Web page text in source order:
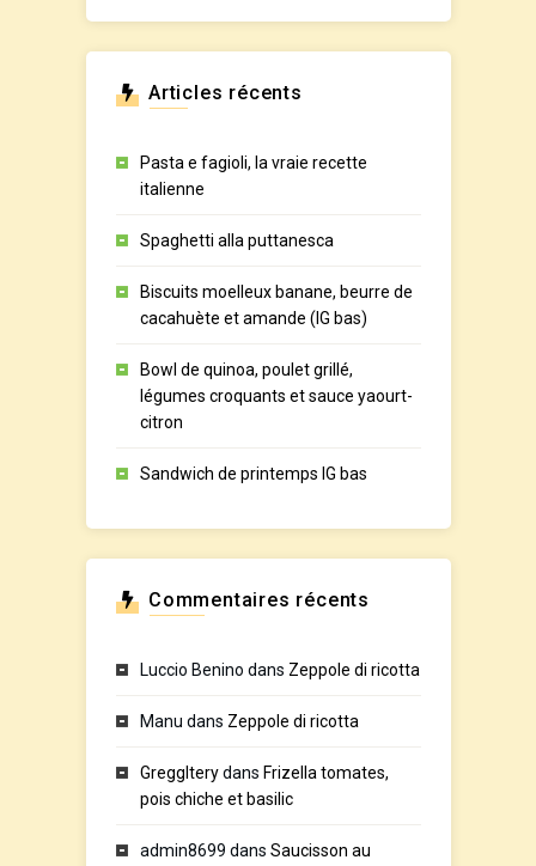
Articles récents
Pasta e fagioli, la vraie recette
italienne
Spaghetti alla puttanesca
Biscuits moelleux banane, beurre de
cacahuète et amande (IG bas)
Bowl de quinoa, poulet grillé,
légumes croquants et sauce yaourt-
citron
Sandwich de printemps IG bas
Commentaires récents
Luccio Benino dans Zeppole di ricotta
Manu dans Zeppole di ricotta
GreggIterydans Frizella tomates,
pois chiche et basilic
admin8699 dans Saucisson au